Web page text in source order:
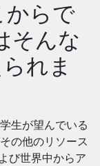
からで
そんな
れま
生が望んでいる
の他のリソース
び世界中からア